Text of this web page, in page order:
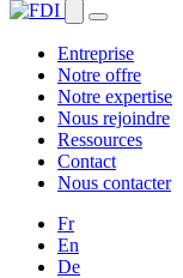
Entreprise
Notre offre
Notre expertise
Nous rejoindre
Ressources
Contact
Nous contacter
Fr
En
De